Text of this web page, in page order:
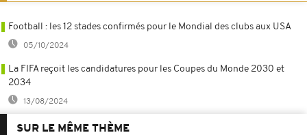
Football : les 12 stades confirmés pour le Mondial des clubs aux USA
05/10/2024
La FIFA reçoit les candidatures pour les Coupes du Monde 2030 et
2034
13/08/2024
SUR LE MÊME THÈME